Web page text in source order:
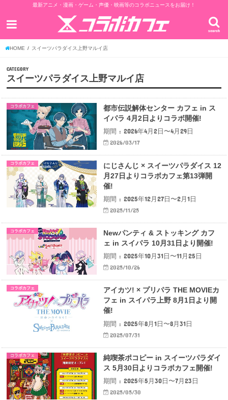
最新アニメ・漫画・ゲーム・声優・映画等のコラボニュースをお届け！
search
HOME スイーツパラダイス上野マルイ店
CATEGORY
スイーツパラダイス上野マルイ店
コラボカフェ
都市伝説解体センター カフェ in ス
イパラ 4月2日よりコラボ開催!
期間 : 2026年4月2日〜4月29日
2026/03/17
コラボカフェ
にじさんじ × スイーツパラダイス 12
月27日よりコラボカフェ第13弾開
催!
期間 : 2025年12月27日〜2月1日
2025/11/25
コラボカフェ
Newパンティ & ストッキング カフ
ェ in スイパラ 10月31日より開催!
期間 : 2025年10月31日〜11月25日
2025/10/26
コラボカフェ
アイカツ! × プリパラ THE MOVIEカ
フェ in スイパラ上野 8月1日より開
催!
期間 : 2025年8月1日〜8月31日
2025/07/31
コラボカフェ
純喫茶ポコピー in スイーツパラダイ
ス 5月30日よりコラボカフェ開催!
期間 : 2025年5月30日〜7月23日
2025/05/30